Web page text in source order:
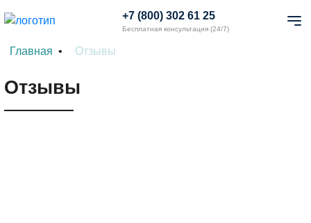
+7 (800) 302 61 25
Бесплатная консультация (24/7)
Главная Отзывы
Отзывы